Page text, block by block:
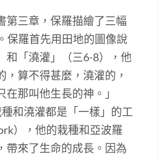
三章，保羅描繪了三幅
保羅首先用田地的圖像說
和「澆灌」（三6-8），他
，算不得甚麼，澆灌的，
那叫他生長的神。」
種和澆灌都是「一樣」的工
），他的栽種和亞波羅
帶來了生命的成長。因為